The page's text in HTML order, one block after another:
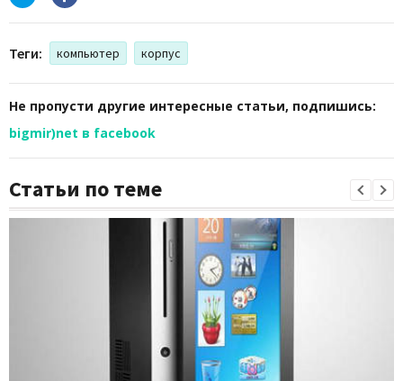
Теги: компьютер корпус
Не пропусти другие интересные статьи, подпишись:
bigmir)net в facebook
Статьи по теме